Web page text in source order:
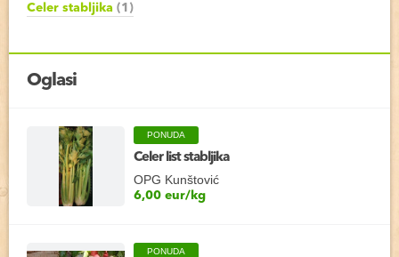
Celer stabljika (1)
Oglasi
PONUDA
Celer list stabljika
OPG Kunštović
6,00 eur/kg
PONUDA